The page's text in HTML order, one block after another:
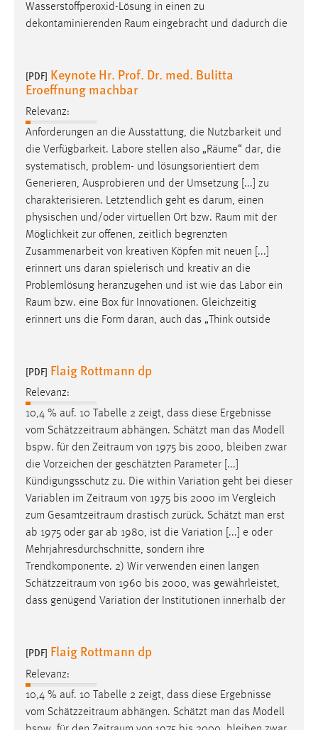
Wasserstoffperoxid-Lösung in einen zu
dekontaminierenden Raum eingebracht und dadurch die
[PDF] Keynote Hr. Prof. Dr. med. Bulitta
Eroeffnung machbar
Relevanz:
Anforderungen an die Ausstattung, die Nutzbarkeit und
die Verfügbarkeit. Labore stellen also „Räume“ dar, die
systematisch, problem- und lösungsorientiert dem
Generieren, Ausprobieren und der Umsetzung [...] zu
charakterisieren. Letztendlich geht es darum, einen
physischen und/oder virtuellen Ort bzw. Raum mit der
Möglichkeit zur offenen, zeitlich begrenzten
Zusammenarbeit von kreativen Köpfen mit neuen [...]
erinnert uns daran spielerisch und kreativ an die
Problemlösung heranzugehen und ist wie das Labor ein
Raum bzw. eine Box für Innovationen. Gleichzeitig
erinnert uns die Form daran, auch das „Think outside
[PDF] Flaig Rottmann dp
Relevanz:
10,4 % auf. 10 Tabelle 2 zeigt, dass diese Ergebnisse
vom Schätzzeitraum abhängen. Schätzt man das Modell
bspw. für den Zeitraum von 1975 bis 2000, bleiben zwar
die Vorzeichen der geschätzten Parameter [...]
Kündigungsschutz zu. Die within Variation geht bei dieser
Variablen im Zeitraum von 1975 bis 2000 im Vergleich
zum Gesamtzeitraum drastisch zurück. Schätzt man erst
ab 1975 oder gar ab 1980, ist die Variation [...] e oder
Mehrjahresdurchschnitte, sondern ihre
Trendkomponente. 2) Wir verwenden einen langen
Schätzzeitraum von 1960 bis 2000, was gewährleistet,
dass genügend Variation der Institutionen innerhalb der
[PDF] Flaig Rottmann dp
Relevanz:
10,4 % auf. 10 Tabelle 2 zeigt, dass diese Ergebnisse
vom Schätzzeitraum abhängen. Schätzt man das Modell
fe_user, be_user, be_lastLoginProvider
Zweck:
Dieser Cookie ist notwendig um sich an der Website
einloggen zu können.
Cookie Laufzeit:
24 Stunden
STATISTIK
Statistik Cookies erfassen Informationen anonym.
Diese Informationen helfen uns zu verstehen, wie
unsere Besucher unsere Website nutzen.
Matomo
_pk_ref, _pk_cvar, _pk_id, _pk_ses
Zweck:
Zugriffsstatistik
Cookie Laufzeit:
Max. 13 Monate
MARKETING
Marketing Cookies werden von Drittanbietern
verwendet, um personalisierte Werbung anzuzeigen.
Sie tun dies, indem sie Besucher über Websites
hinweg verfolgen.
Name:
_gcl_au
Anbieter: